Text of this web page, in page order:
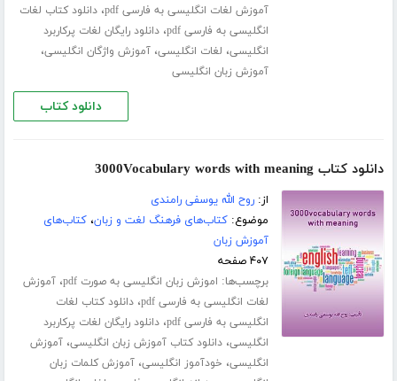
آموزش لغات انگلیسی به فارسی pdf ،دانلود کتاب لغات
انگلیسی به فارسی pdf
،دانلود رایگان لغات پرکاربرد
انگلیسی، لغات انگلیسی،آموزش واژگان انگلیسی،
آموزش زبان انگلیسی
دانلود کتاب
دانلود کتاب 3000Vocabulary words with meaning
از:روح الله یوسفی رامندی
موضوع:کتاب‌های فرهنگ لغت و زبان،کتاب‌های
آموزش زبان
۴۰۷ صفحه
برچسب‌ها: اموزش زبان انگلیسی به صورت pdf ،آموزش
لغات انگلیسی به فارسی pdf
،دانلود کتاب لغات
انگلیسی به فارسی pdf
،دانلود رایگان لغات پرکاربرد
انگلیسی،دانلود کتاب آموزش زبان انگلیسی،آموزش
انگلیسی، خودآموز انگلیسی،آموزش کلمات زبان